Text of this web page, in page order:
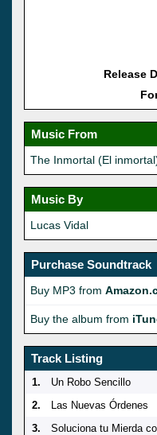
Release
Music From
The Inmortal (El
Music By
Lucas Vidal
Purchase Soundtrack
Buy MP3 from
Buy the album from
Track Listing
1. Un Robo Sencillo
2.
Las Nuevas Órdenes
3.
Soluciona tu Mierda